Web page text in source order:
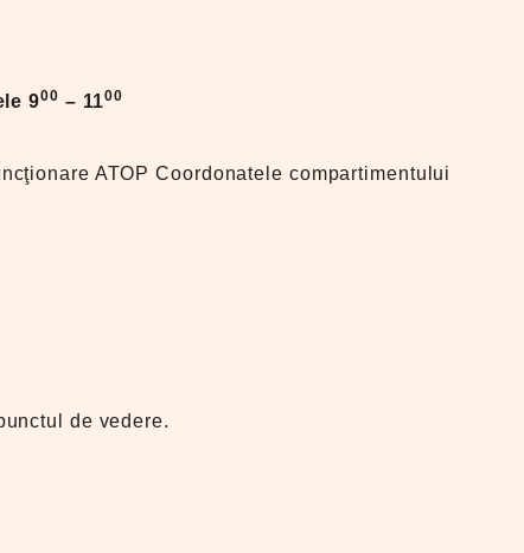
900 – 1100
ATOP Coordonatele compartimentului
de vedere.